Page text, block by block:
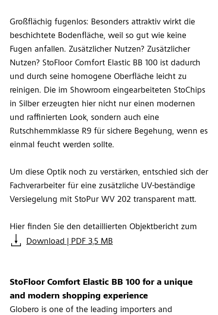
Großflächig fugenlos: Besonders attraktiv wirkt die
beschichtete Bodenfläche, weil so gut wie keine
Fugen anfallen. Zusätzlicher Nutzen? Zusätzlicher
Nutzen? StoFloor Comfort Elastic BB 100 ist dadurch
und durch seine homogene Oberfläche leicht zu
reinigen. Die im Showroom eingearbeiteten StoChips
in Silber erzeugten hier nicht nur einen modernen
und raffinierten Look, sondern auch eine
Rutschhemmklasse R9 für sichere Begehung, wenn es
einmal feucht werden sollte.
Um diese Optik noch zu verstärken, entschied sich der
Fachverarbeiter für eine zusätzliche UV-beständige
Versiegelung mit StoPur WV 202 transparent matt.
Hier finden Sie den detaillierten Objektbericht zum
Download | PDF 3,5 MB
StoFloor Comfort Elastic BB 100 for a unique
and modern shopping experience
Globero is one of the leading importers and